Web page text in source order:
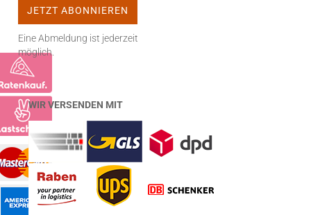
Eine Abmeldung ist jederzeit
möglich.
WIR VERSENDEN MIT